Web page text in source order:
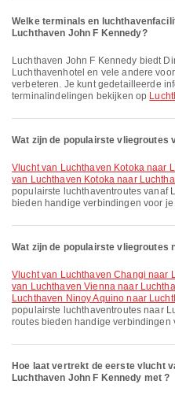
Welke terminals en
Luchthaven John F Kennedy?
Luchthaven John F Kennedy biedt Dineren, Gebedsruimte,
Luchthavenhotel en vele andere
verbeteren. Je kunt gedetailleerde
terminalindelingen bekijken op
Wat zijn de populairste vliegroutes
vlucht van Luchthaven Kotoka naar
van Luchthaven Kotoka naar
populairste luchthaventroutes vanaf
bieden handige verbindingen voor je
Wat zijn de populairste vliegroutes
vlucht van Luchthaven Changi
van Luchthaven Vienna naar
Luchthaven Ninoy Aquino naar
populairste luchthaventroutes naar
routes bieden handige verbindingen
Hoe laat vertrekt de eerste vlucht
Luchthaven John F Kennedy met ?